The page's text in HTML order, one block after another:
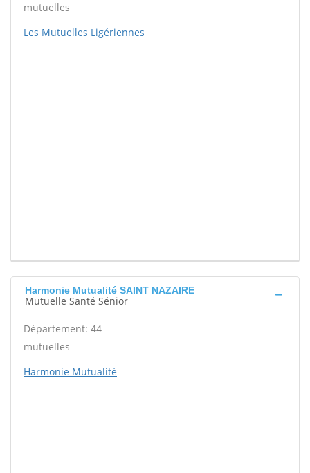
mutuelles
Les Mutuelles Ligériennes
Harmonie Mutualité SAINT NAZAIRE
Mutuelle Santé Sénior
Département: 44
mutuelles
Harmonie Mutualité